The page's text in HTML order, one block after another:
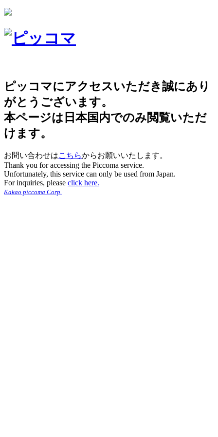
ピッコマにアクセスいただき誠にあり
がとうございます。
本ページは日本国内でのみ閲覧いただ
けます。
お問い合わせはこちらからお願いいたします。
Thank you for accessing the Piccoma service.
Unfortunately, this service can only be used from Japan.
For inquiries, please click here.
Kakao piccoma Corp.